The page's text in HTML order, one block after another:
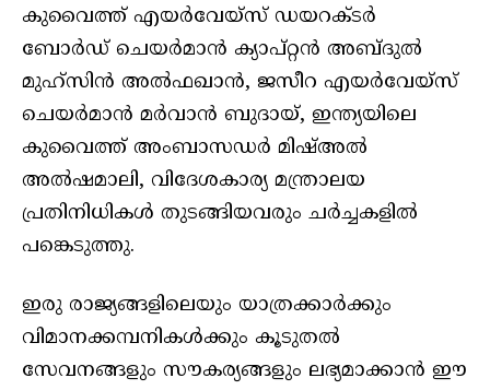
കുവൈത്ത് എയർവേയ്‌സ് ഡയറക്ടർ
ബോർഡ് ചെയർമാൻ ക്യാപ്റ്റൻ അബ്‌ദുൽ
മുഹ്സിൻ അൽഫഖാൻ, ജസീറ എയർവേയ്‌സ്
ചെയർമാൻ മർവാൻ ബുദായ്, ഇന്ത്യയിലെ
കുവൈത്ത് അംബാസഡർ മിഷ്‌അൽ
അൽഷമാലി, വിദേശകാര്യ മന്ത്രാലയ
പ്രതിനിധികൾ തുടങ്ങിയവരും ചർച്ചകളിൽ
പങ്കെടുത്തു.
ഇരു രാജ്യങ്ങളിലെയും യാത്രക്കാർക്കും
വിമാനക്കമ്പനികൾക്കും കൂടുതൽ
സേവനങ്ങളും സൗകര്യങ്ങളും ലഭ്യമാക്കാൻ ഈ